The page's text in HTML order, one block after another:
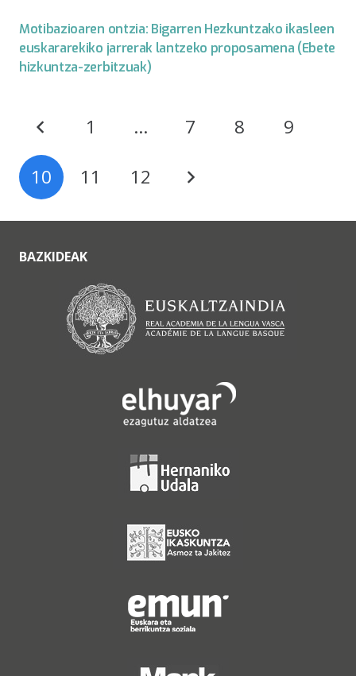
Motibazioaren ontzia: Bigarren Hezkuntzako ikasleen
euskararekiko jarrerak lantzeko proposamena (Ebete
hizkuntza-zerbitzuak)
1 … 7 8 9
10 11 12
BAZKIDEAK